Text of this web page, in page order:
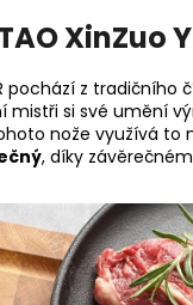
XinZuo
pochází z tradičního
si své umění
nože využívá to
, díky